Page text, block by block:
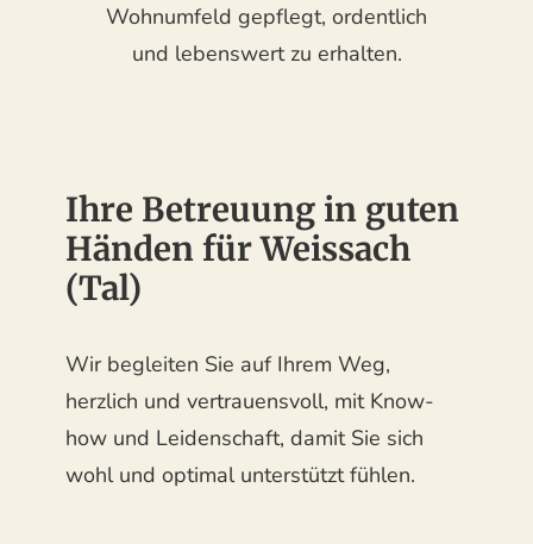
Wohnumfeld gepflegt, ordentlich
und lebenswert zu erhalten.
Ihre Betreuung in guten
Händen für Weissach
(Tal)
Wir begleiten Sie auf Ihrem Weg,
herzlich und vertrauensvoll, mit Know-
how und Leidenschaft, damit Sie sich
wohl und optimal unterstützt fühlen.